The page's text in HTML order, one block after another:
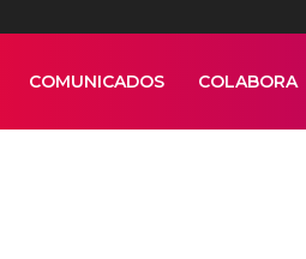
COMUNICADOS COLABORA